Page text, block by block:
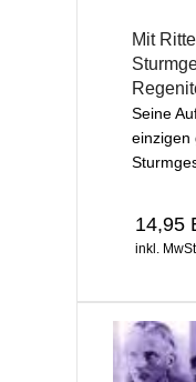
Mit
Seine
einzigen
14,95
inkl.